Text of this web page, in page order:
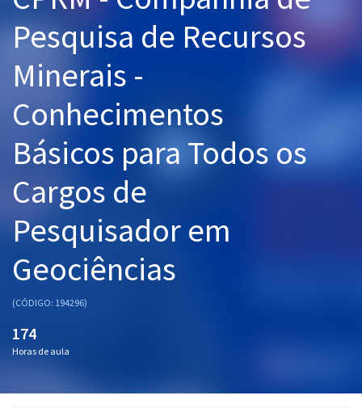
Graduação
Mentorias
Questões grátis
Conteúdo gratuito
Blog
Aprovados
Atendimento
Pesquisa de Recursos
Minerais -
Conhecimentos
Básicos para Todos os
Cargos de
Pesquisador em
Geociências
(CÓDIGO: 194296)
174
Horas de aula